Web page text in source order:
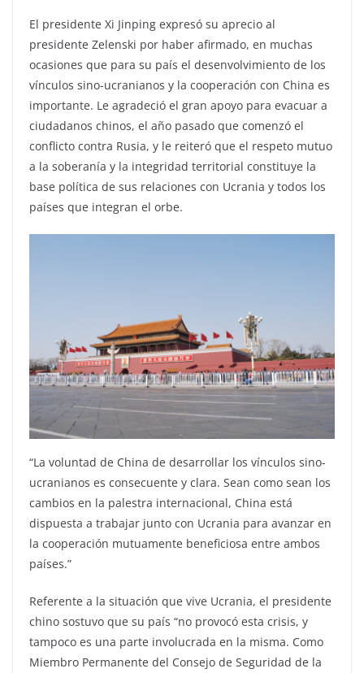
El presidente Xi Jinping expresó su aprecio al
presidente Zelenski por haber afirmado, en muchas
ocasiones que para su país el desenvolvimiento de los
vínculos sino-ucranianos y la cooperación con China es
importante. Le agradeció el gran apoyo para evacuar a
ciudadanos chinos, el año pasado que comenzó el
conflicto contra Rusia, y le reiteró que el respeto mutuo
a la soberanía y la integridad territorial constituye la
base política de sus relaciones con Ucrania y todos los
países que integran el orbe.
“La voluntad de China de desarrollar los vínculos sino-
ucranianos es consecuente y clara. Sean como sean los
cambios en la palestra internacional, China está
dispuesta a trabajar junto con Ucrania para avanzar en
la cooperación mutuamente beneficiosa entre ambos
países.”
Referente a la situación que vive Ucrania, el presidente
chino sostuvo que su país “no provocó esta crisis, y
tampoco es una parte involucrada en la misma. Como
Miembro Permanente del Consejo de Seguridad de la